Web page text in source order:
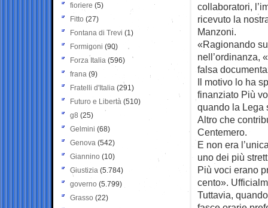
collaboratori,
ricevuto la
Manzoni.
«Ragionando
nell’ordinanza,
falsa
Il motivo lo ha
finanziato Più
quando la Lega
Altro che
Centemero.
E non era
uno dei più
Più voci erano
cento».
Tuttavia,
fioriere (5)
Fitto (27)
Fontana di Trevi (1)
Formigoni (90)
Forza Italia (596)
frana (9)
Fratelli d'Italia (291)
Futuro e Libertà (510)
g8 (25)
Gelmini (68)
Genova (542)
Giannino (10)
Giustizia (5.784)
governo (5.799)
Grasso (22)